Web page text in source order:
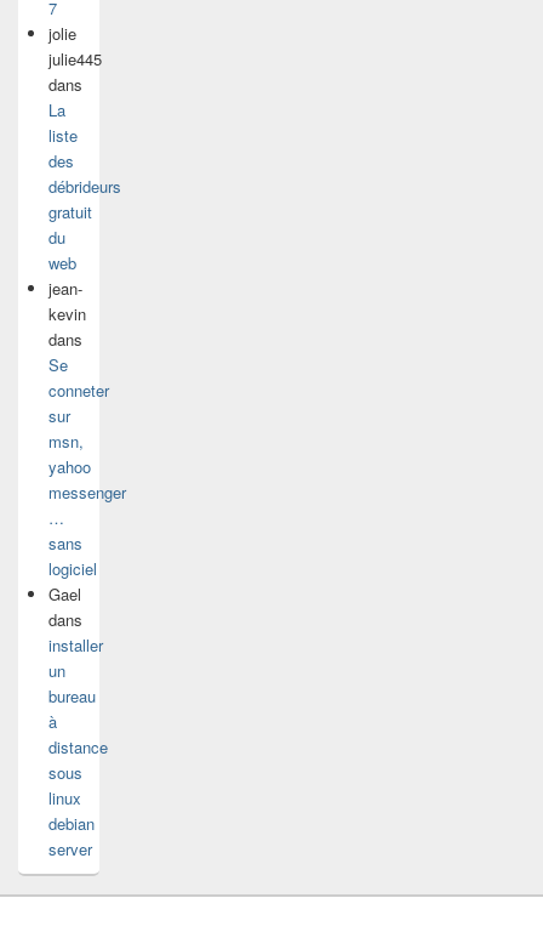
7
jolie
julie445
dans
La
liste
des
débrideurs
gratuit
du
web
jean-
kevin
dans
Se
conneter
sur
msn,
yahoo
messenger
…
sans
logiciel
Gael
dans
installer
un
bureau
à
distance
sous
linux
debian
server